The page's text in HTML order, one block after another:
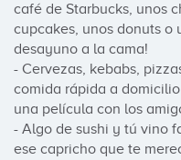
café de Starbucks, unos
cupcakes, unos donuts o
desayuno a la cama!
- Cervezas, kebabs,
comida rápida a
una película con los
- Algo de sushi y tú vino
ese capricho que te